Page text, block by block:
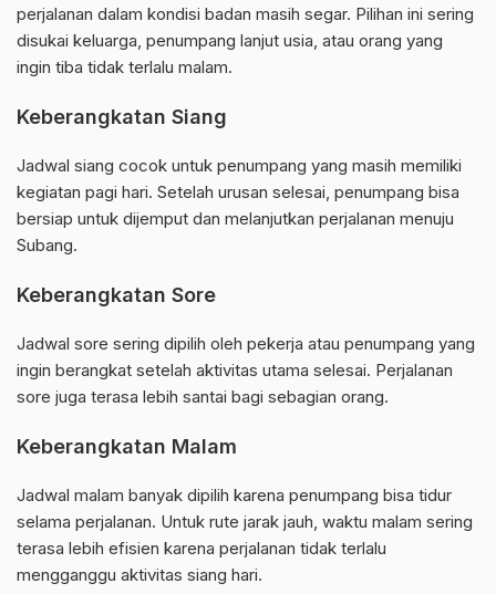
perjalanan dalam kondisi badan masih segar. Pilihan ini sering
disukai keluarga, penumpang lanjut usia, atau orang yang
ingin tiba tidak terlalu malam.
Keberangkatan Siang
Jadwal siang cocok untuk penumpang yang masih memiliki
kegiatan pagi hari. Setelah urusan selesai, penumpang bisa
bersiap untuk dijemput dan melanjutkan perjalanan menuju
Subang.
Keberangkatan Sore
Jadwal sore sering dipilih oleh pekerja atau penumpang yang
ingin berangkat setelah aktivitas utama selesai. Perjalanan
sore juga terasa lebih santai bagi sebagian orang.
Keberangkatan Malam
Jadwal malam banyak dipilih karena penumpang bisa tidur
selama perjalanan. Untuk rute jarak jauh, waktu malam sering
terasa lebih efisien karena perjalanan tidak terlalu
mengganggu aktivitas siang hari.